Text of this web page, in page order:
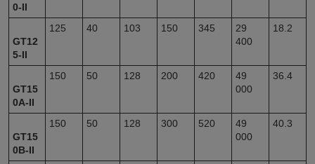
0-II
GT12
5-II
125 40 103 150 345
29
400
18.2
GT15
0A-II
150 50 128 200 420
49
000
36.4
GT15
0B-II
150 50 128 300 520
49
000
40.3